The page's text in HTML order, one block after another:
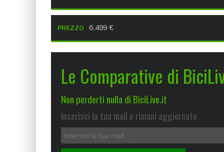
PREZZO 6.499 €
Le Comparative di
Non perderti nulla di BiciLive.it
Inserisci la tua mail e rimani aggiornato